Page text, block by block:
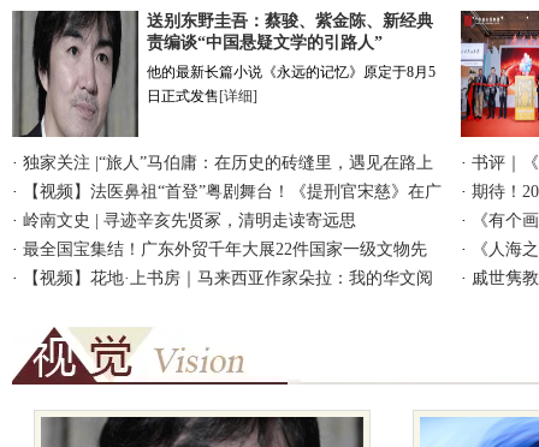
送别东野圭吾：蔡骏、紫金陈、新经典
责编谈“中国悬疑文学的引路人”
他的最新长篇小说《永远的记忆》原定于8月5
日正式发售[详细]
· 独家关注 |“旅人”马伯庸：在历史的砖缝里，遇见在路上
的普通人
·
【视频】法医鼻祖“首登”粤剧舞台！《提刑官宋慈》在广
东粤剧艺术中心演出 | 睇戏
· 岭南文史 | 寻迹辛亥先贤冢，清明走读寄远思
· 最全国宝集结！广东外贸千年大展22件国家一级文物先
睹为快
·
【视频】花地·上书房｜马来西亚作家朵拉：我的华文阅
· 书评｜
· 期待！
体中文版
·
《有个
讲给世界
·
《人海
记忆
· 戚世隽